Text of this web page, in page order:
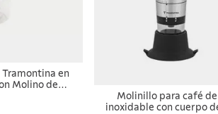
en
Molino de
Molinillo para café
inoxidable con cuerpo